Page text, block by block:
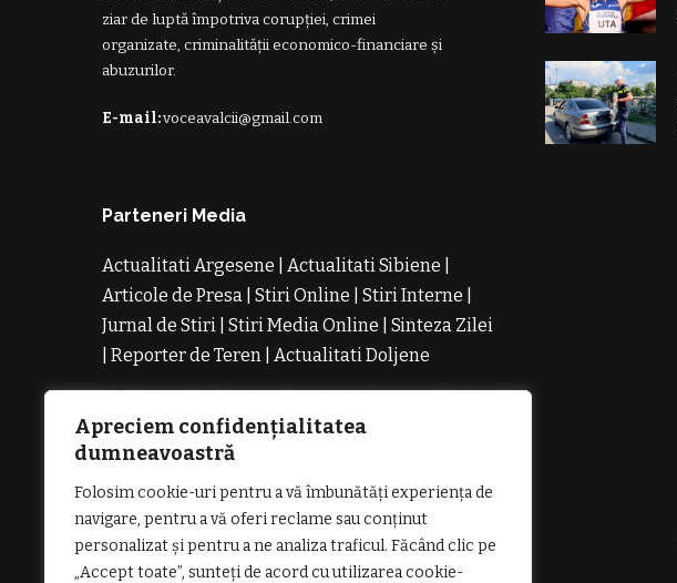
Apreciem confidențialitatea
dumneavoastră
Folosim cookie-uri pentru a vă îmbunătăți experiența de
navigare, pentru a vă oferi reclame sau conținut
personalizat și pentru a ne analiza traficul. Făcând clic pe
„Accept toate”, sunteți de acord cu utilizarea cookie-
ziar de luptă împotriva corupției, crimei
organizate, criminalității economico-financiare și
abuzurilor.
E-mail:voceavalcii@gmail.com
Parteneri Media
Actualitati Argesene Actualitati Sibiene
Articole de Presa
Stiri Online Stiri Interne
Jurnal de Stiri
Stiri Media Online
Sinteza Zilei
Reporter de Teren Actualitati Doljene
NoiRochii de RevelionRochii de BanchetRochii
de Cununie
Magazin de Rochii
Comanda Rochii de Seara